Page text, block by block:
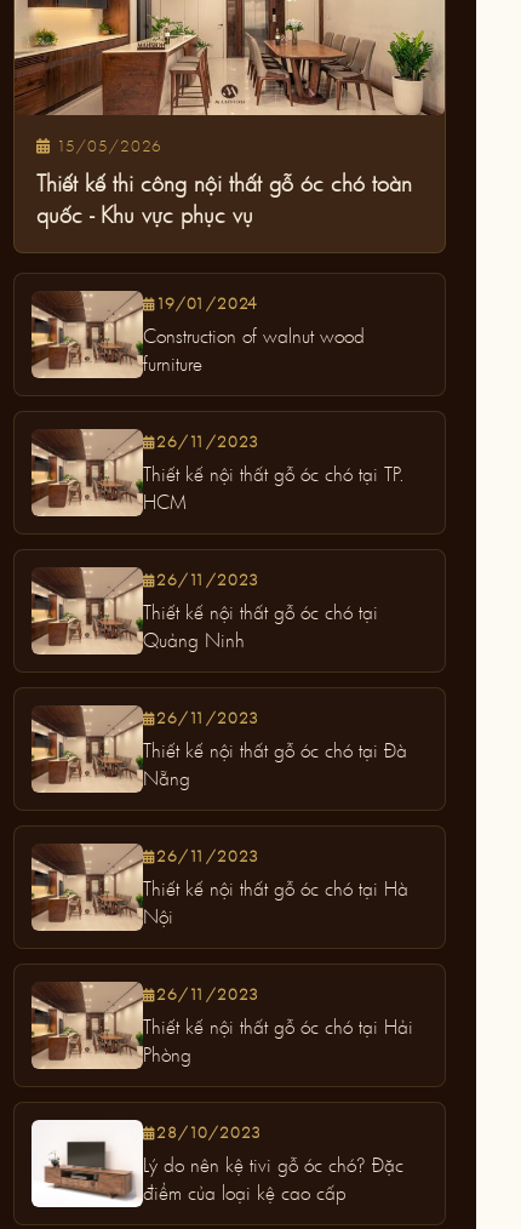
15/05/2026
Thiết kế thi công nội thất gỗ óc chó toàn
quốc - Khu vực phục vụ
19/01/2024
Construction of walnut wood
furniture
26/11/2023
Thiết kế nội thất gỗ óc chó tại TP.
HCM
26/11/2023
Thiết kế nội thất gỗ óc chó tại
Quảng Ninh
26/11/2023
Thiết kế nội thất gỗ óc chó tại Đà
Nẵng
26/11/2023
Thiết kế nội thất gỗ óc chó tại Hà
Nội
26/11/2023
Thiết kế nội thất gỗ óc chó tại Hải
Phòng
28/10/2023
Lý do nên kệ tivi gỗ óc chó? Đặc
điểm của loại kệ cao cấp